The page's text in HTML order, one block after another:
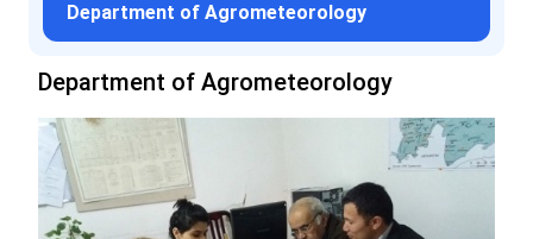
Department of Agrometeorology
Department of Agrometeorology